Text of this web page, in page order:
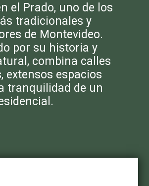
el Prado, uno de los
tradicionales y
de Montevideo.
por su historia y
combina calles
extensos espacios
tranquilidad de un